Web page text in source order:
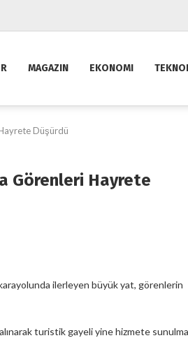
MAGAZIN EKONOMI
Düşürdü
Görenleri Hayrete
ilerleyen büyük yat, görenlerin
turistik gayeli yine hizmete